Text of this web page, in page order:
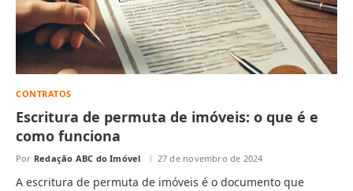
CONTRATOS
Escritura de permuta de imóveis: o que é e
como funciona
Por Redação ABC do Imóvel 27 de novembro de 2024
A escritura de permuta de imóveis é o documento que